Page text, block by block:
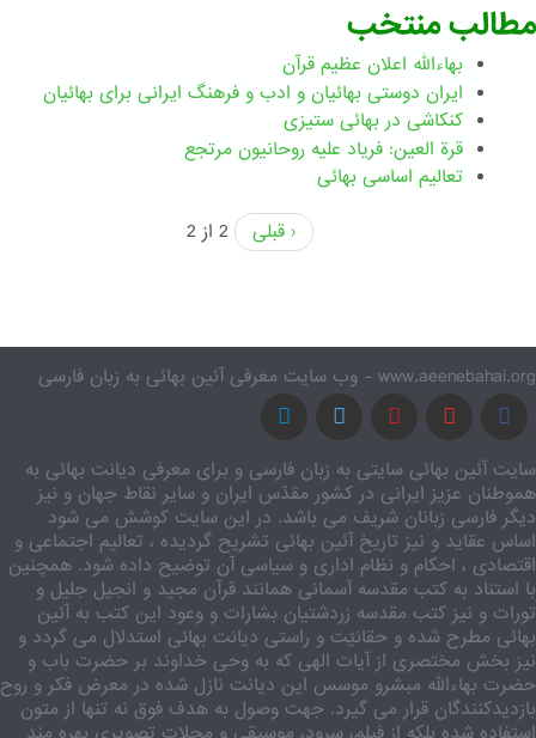
مطالب منتخب
بهاءالله اعلان عظیم قرآن
ايران دوستی بهائيان و ادب و فرهنگ ايرانی برای بهائيان
کنکاشی در بهائی ستيزی
قرة العین: فریاد علیه روحانیون مرتجع
تعالیم اساسی بهائی
‹ قبلی
2 از 2
www.aeenebahai.org - وب سایت معرفی آئین بهائی به زبان فارسی
سایت آئین بهائی سایتی به زبان فارسی و برای معرفی دیانت بهائی به
هموطنان عزیز ایرانی در کشور مقدّس ایران و سایر نقاط جهان و نیز
دیگر فارسی زبانان شریف می باشد. در این سایت کوشش می شود
اساس عقاید و نیز تاریخ آئین بهائی تشریح گردیده ، تعالیم اجتماعی و
اقتصادی ، احکام و نظام اداری و سیاسی آن توضیح داده شود. همچنین
با استناد به کتب مقدسه آسمانی همانند قرآن مجید و انجیل جلیل و
تورات و نیز کتب مقدسه زردشتیان بشارات و وعود این کتب به آئین
بهائی مطرح شده و حقانیّت و راستی دیانت بهائی استدلال می گردد و
نیز بخش مختصری از آیات الهی که به وحی خداوند بر حضرت باب و
حضرت بهاءالله مبشرو موسس این دیانت نازل شده در معرض فکر و روح
بازدیدکنندگان قرار می گیرد. جهت وصول به هدف فوق نه تنها از متون